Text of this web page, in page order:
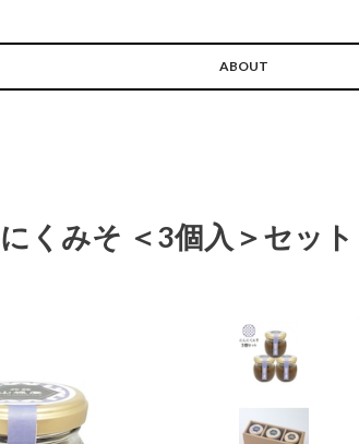
ABOUT
くみそ ＜3個入＞セット